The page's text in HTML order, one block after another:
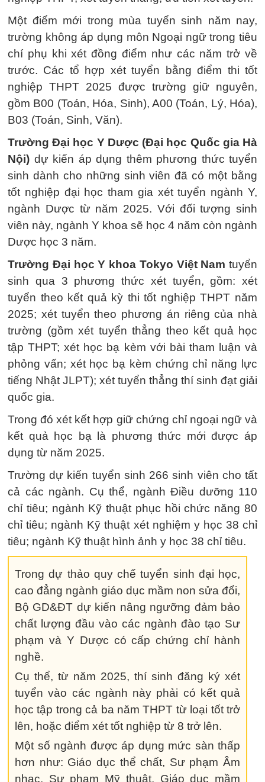
Một điểm mới trong mùa tuyển sinh năm nay,
trường không áp dụng môn Ngoại ngữ trong tiêu
chí phụ khi xét đồng điểm như các năm trở về
trước. Các tổ hợp xét tuyển bằng điểm thi tốt
nghiệp THPT 2025 được trường giữ nguyên,
gồm B00 (Toán, Hóa, Sinh), A00 (Toán, Lý, Hóa),
B03 (Toán, Sinh, Văn).
Trường Đại học Y Dược (Đại học Quốc gia Hà
Nội) dự kiến áp dụng thêm phương thức tuyển
sinh dành cho những sinh viên đã có một bằng
tốt nghiệp đại học tham gia xét tuyển ngành Y,
ngành Dược từ năm 2025. Với đối tượng sinh
viên này, ngành Y khoa sẽ học 4 năm còn ngành
Dược học 3 năm.
Trường Đại học Y khoa Tokyo Việt Nam tuyển
sinh qua 3 phương thức xét tuyển, gồm: xét
tuyển theo kết quả kỳ thi tốt nghiệp THPT năm
2025; xét tuyển theo phương án riêng của nhà
trường (gồm xét tuyển thẳng theo kết quả học
tập THPT; xét học bạ kèm với bài tham luận và
phỏng vấn; xét học bạ kèm chứng chỉ năng lực
tiếng Nhật JLPT); xét tuyển thẳng thí sinh đạt giải
quốc gia.
Trong đó xét kết hợp giữ chứng chỉ ngoại ngữ và
kết quả học bạ là phương thức mới được áp
dụng từ năm 2025.
Trường dự kiến tuyển sinh 266 sinh viên cho tất
cả các ngành. Cụ thể, ngành Điều dưỡng 110
chỉ tiêu; ngành Kỹ thuật phục hồi chức năng 80
chỉ tiêu; ngành Kỹ thuật xét nghiệm y học 38 chỉ
tiêu; ngành Kỹ thuật hình ảnh y học 38 chỉ tiêu.
Trong dự thảo quy chế tuyển sinh đại học,
cao đẳng ngành giáo dục mầm non sửa đổi,
Bộ GD&ĐT dự kiến nâng ngưỡng đảm bảo
chất lượng đầu vào các ngành đào tạo Sư
phạm và Y Dược có cấp chứng chỉ hành
nghề.
Cụ thể, từ năm 2025, thí sinh đăng ký xét
tuyển vào các ngành này phải có kết quả
học tập trong cả ba năm THPT từ loại tốt trở
lên, hoặc điểm xét tốt nghiệp từ 8 trở lên.
Một số ngành được áp dụng mức sàn thấp
hơn như: Giáo dục thể chất, Sư phạm Âm
nhạc, Sư phạm Mỹ thuật, Giáo dục mầm